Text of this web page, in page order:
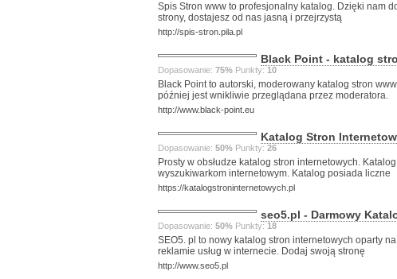
Spis Stron www to profesjonalny katalog. Dzięki nam
strony, dostajesz od nas jasną i przejrzystą
http://spis-stron.pila.pl
Black Point - katalog
Dopasowanie: 75% Punkty: 10
Black Point to autorski, moderowany katalog stron
później jest wnikliwie przeglądana przez moderatora.
http://www.black-point.eu
Katalog Stron
Dopasowanie: 50% Punkty: 26
Prosty w obsłudze katalog stron internetowych.
wyszukiwarkom internetowym. Katalog posiada liczne
https://katalogstroninternetowych.pl
seo5.pl - Darmowy
Dopasowanie: 50% Punkty: 18
SEO5. pl to nowy katalog stron internetowych oparty
reklamie usług w internecie. Dodaj swoją stronę
http://www.seo5.pl